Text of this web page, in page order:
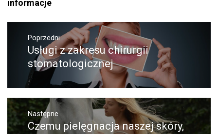
informacje
Nawigacja
wpisu
Poprzedni
Poprzedni
wpis:
Usługi z zakresu chirurgii
stomatologicznej
Następne
Następny
Czemu pielęgnacja naszej skóry,